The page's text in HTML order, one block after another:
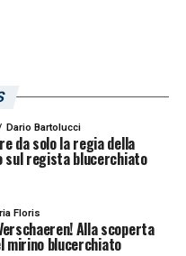
Dario Bartolucci
da solo la regia della
sul regista blucerchiato
Floris
Alla scoperta
mirino blucerchiato